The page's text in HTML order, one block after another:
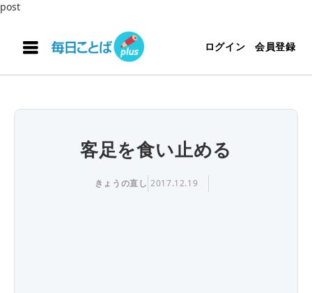
post
ログイン 会員登録
客足を食い止める
きょうの直し 2017.12.19